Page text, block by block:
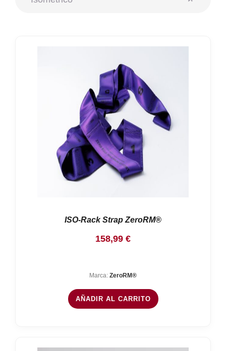
ISO-Rack Strap ZeroRM®
158,99 €
Marca: ZeroRM®
AÑADIR AL CARRITO